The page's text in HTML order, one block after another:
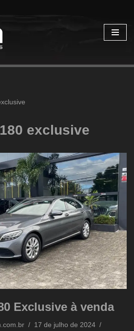
exclusive
Exclusive à venda
17 de julho de 2024